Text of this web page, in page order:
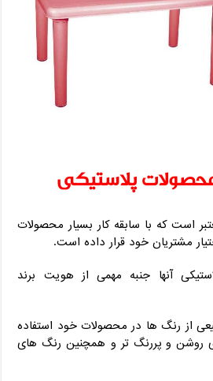
پلاستیکی
است که با سابقه کار بسیار محصولات
مشتریان خود قرار داده است.
آنها جنبه مهمی از هویت برند
از رنگ ها در محصولات خود استفاده
روشن و پررنگ‌ تر و همچنین رنگ‌ های